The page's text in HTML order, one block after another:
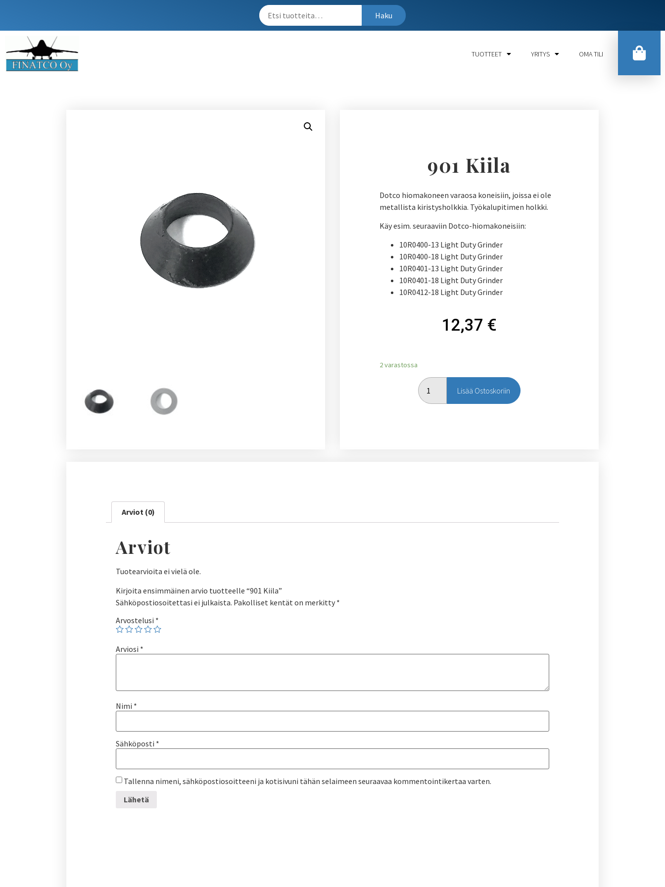
Haku
TUOTTEET YRITYS OMA TILI
901 Kiila
Dotco hiomakoneen varaosa koneisiin, joissa ei ole
metallista kiristysholkkia. Työkalupitimen holkki.
Käy esim. seuraaviin Dotco-hiomakoneisiin:
10R0400-13 Light Duty Grinder
10R0400-18 Light Duty Grinder
10R0401-13 Light Duty Grinder
10R0401-18 Light Duty Grinder
10R0412-18 Light Duty Grinder
12,37 €
2 varastossa
Lisää Ostoskoriin
Arviot (0)
Arviot
Tuotearvioita ei vielä ole.
Kirjoita ensimmäinen arvio tuotteelle “901 Kiila”
Sähköpostiosoitettasi ei julkaista. Pakolliset kentät on merkitty *
Arvostelusi *
Arviosi *
Nimi *
Sähköposti *
Tallenna nimeni, sähköpostiosoitteeni ja kotisivuni tähän selaimeen seuraavaa kommentointikertaa varten.